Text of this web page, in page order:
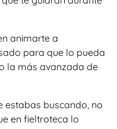
animarte a
para que lo pueda
la más avanzada de
estabas buscando, no
en fieltroteca lo